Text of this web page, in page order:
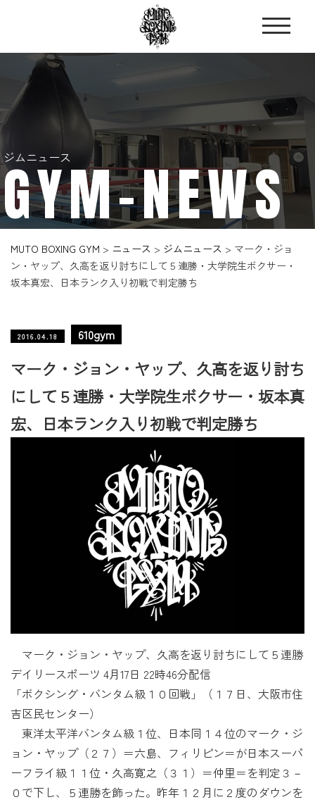
ジムニュース
GYM-NEWS
MUTO BOXING GYM > ニュース > ジムニュース > マーク・ジョ
ン・ヤップ、久高を返り討ちにして５連勝・大学院生ボクサー・
坂本真宏、日本ランク入り初戦で判定勝ち
2016.04.18 610gym
マーク・ジョン・ヤップ、久高を返り討ち
にして５連勝・大学院生ボクサー・坂本真
宏、日本ランク入り初戦で判定勝ち
マーク・ジョン・ヤップ、久高を返り討ちにして５連勝
デイリースポーツ 4月17日 22時46分配信
「ボクシング・バンタム級１０回戦」（１７日、大阪市住
吉区民センター）
東洋太平洋バンタム級１位、日本同１４位のマーク・ジ
ョン・ヤップ（２７）＝六島、フィリピン＝が日本スーパ
ーフライ級１１位・久高寛之（３１）＝仲里＝を判定３－
０で下し、５連勝を飾った。昨年１２月に２度のダウンを